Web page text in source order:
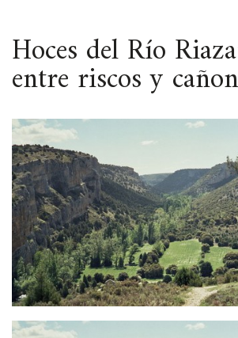
Hoces del Río
entre riscos y